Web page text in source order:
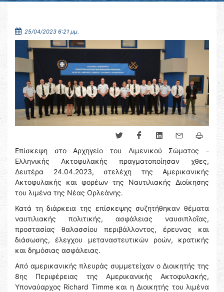
25/04/2023 6:21 μμ.
Επίσκεψη στο Αρχηγείο του Λιμενικού Σώματος -
Ελληνικής Ακτοφυλακής πραγματοποίησαν χθες,
Δευτέρα 24.04.2023, στελέχη της Αμερικανικής
Ακτοφυλακής και φορέων της Ναυτιλιακής Διοίκησης
του λιμένα της Νέας Ορλεάνης.
Κατά τη διάρκεια της επίσκεψης συζητήθηκαν θέματα
ναυτιλιακής πολιτικής, ασφάλειας ναυσιπλοΐας,
προστασίας θαλασσίου περιβάλλοντος, έρευνας και
διάσωσης, έλεγχου μεταναστευτικών ροών, κρατικής
και δημόσιας ασφάλειας.
Από αμερικανικής πλευράς συμμετείχαν ο Διοικητής της
8ης Περιφέρειας της Αμερικανικής Ακτοφυλακής,
Υποναύαρχος Richard Timme και η Διοικητής του λιμένα